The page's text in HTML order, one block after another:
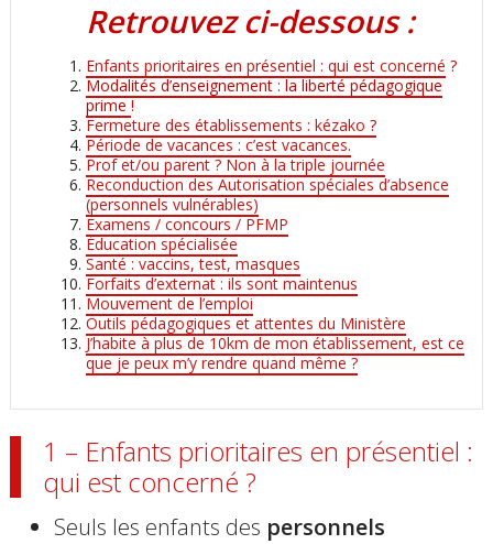
Retrouvez ci-dessous :
Enfants prioritaires en présentiel : qui est concerné ?
Modalités d’enseignement : la liberté pédagogique
prime !
Fermeture des établissements : kézako ?
Période de vacances : c’est vacances.
Prof et/ou parent ? Non à la triple journée
Reconduction des Autorisation spéciales d’absence
(personnels vulnérables)
Examens / concours / PFMP
Éducation spécialisée
Santé : vaccins, test, masques
Forfaits d’externat : ils sont maintenus
Mouvement de l’emploi
Outils pédagogiques et attentes du Ministère
J’habite à plus de 10km de mon établissement, est ce
que je peux m’y rendre quand même ?
1 – Enfants prioritaires en présentiel :
qui est concerné ?
Seuls les enfants des personnels